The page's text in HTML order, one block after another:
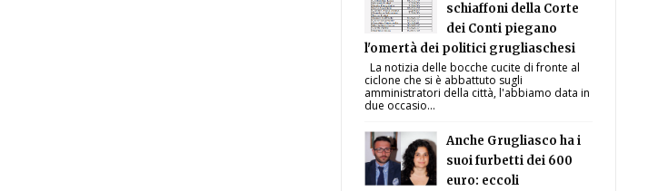
schiaffoni della Corte
dei Conti piegano
l'omertà dei politici grugliaschesi
La notizia delle bocche cucite di fronte al
ciclone che si è abbattuto sugli
amministratori della città, l'abbiamo data in
due occasio...
Anche Grugliasco ha i
suoi furbetti dei 600
euro: eccoli